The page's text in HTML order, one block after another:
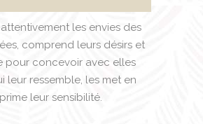
les envies des
comprend leurs désirs et
pour concevoir avec elles
leur ressemble, les met en
leur sensibilité.